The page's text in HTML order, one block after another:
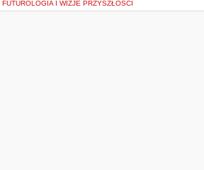
FUTUROLOGIA I WIZJE PRZYSZŁOŚCI